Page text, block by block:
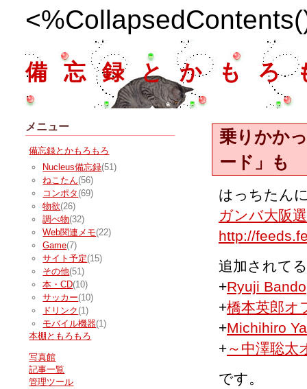
備忘録とかもろ
乗りかか
ード」も
はっちたん
ガンバ大阪
http://
追加されて
+Ryuji Bando
+橋本英郎オ
+Michihiro
+～中澤聡太
です。
メニュー
備忘録とかもろもろ
Nucleus備忘録(51)
ねこたん(56)
コンポタ (69)
物欲(26)
調べ物(32)
Web関連メモ(22)
Game(7)
サイト予定(15)
その他(51)
本・CD(10)
サッカー(10)
ドリンク (1)
モバイル機器(1)
本棚ともろもろ
写真館
記事一覧
管理ツール